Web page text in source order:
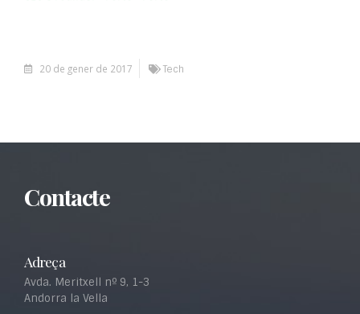
20 de gener de 2017 Tech
Contacte
Adreça
Avda. Meritxell nº 9, 1-3
Andorra la Vella